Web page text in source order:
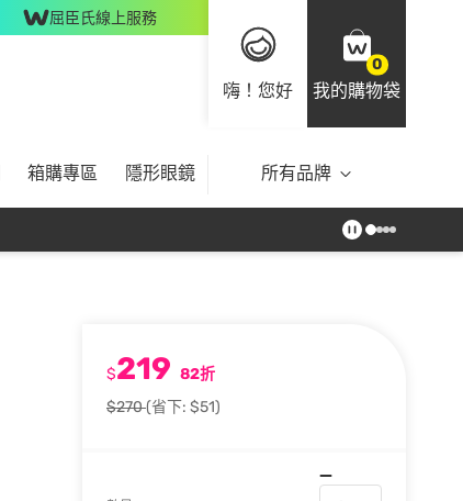
屈臣氏線上服務
嗨！您好
0
我的購物袋
箱購專區 隱形眼鏡 所有品牌
$219 82折
$270(省下: $51)